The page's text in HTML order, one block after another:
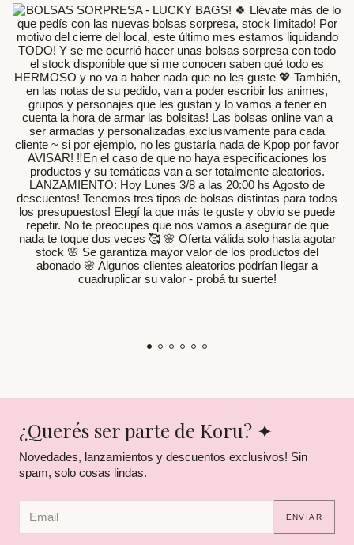
¿Querés ser parte de Koru? ✦
Novedades, lanzamientos y descuentos exclusivos! Sin
spam, solo cosas lindas.